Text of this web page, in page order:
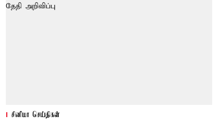
சினிமா செய்திகள்